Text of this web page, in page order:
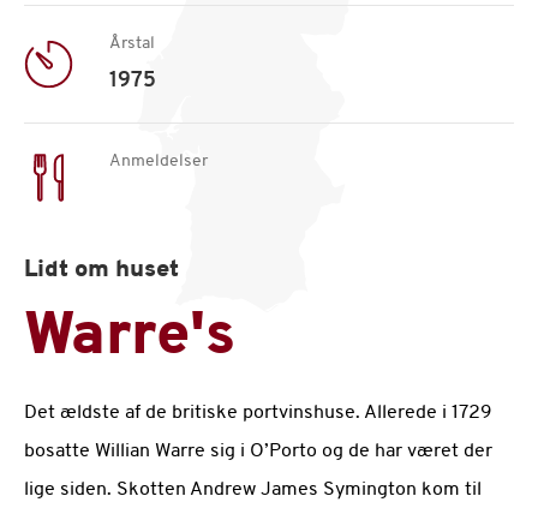
Årstal
1975
Anmeldelser
Lidt om huset
Warre's
Det ældste af de britiske portvinshuse. Allerede i 1729
bosatte Willian Warre sig i O’Porto og de har været der
lige siden. Skotten Andrew James Symington kom til